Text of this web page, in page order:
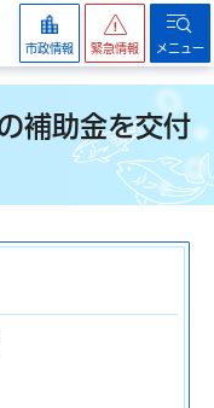
市政情報 緊急情報 メニュー
補助金を交付